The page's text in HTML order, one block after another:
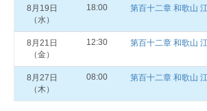
8月19日
（水）
18:00 第百十二章 和歌山
8月21日
（金）
12:30 第百十二章 和歌山
8月27日
（木）
08:00 第百十二章 和歌山